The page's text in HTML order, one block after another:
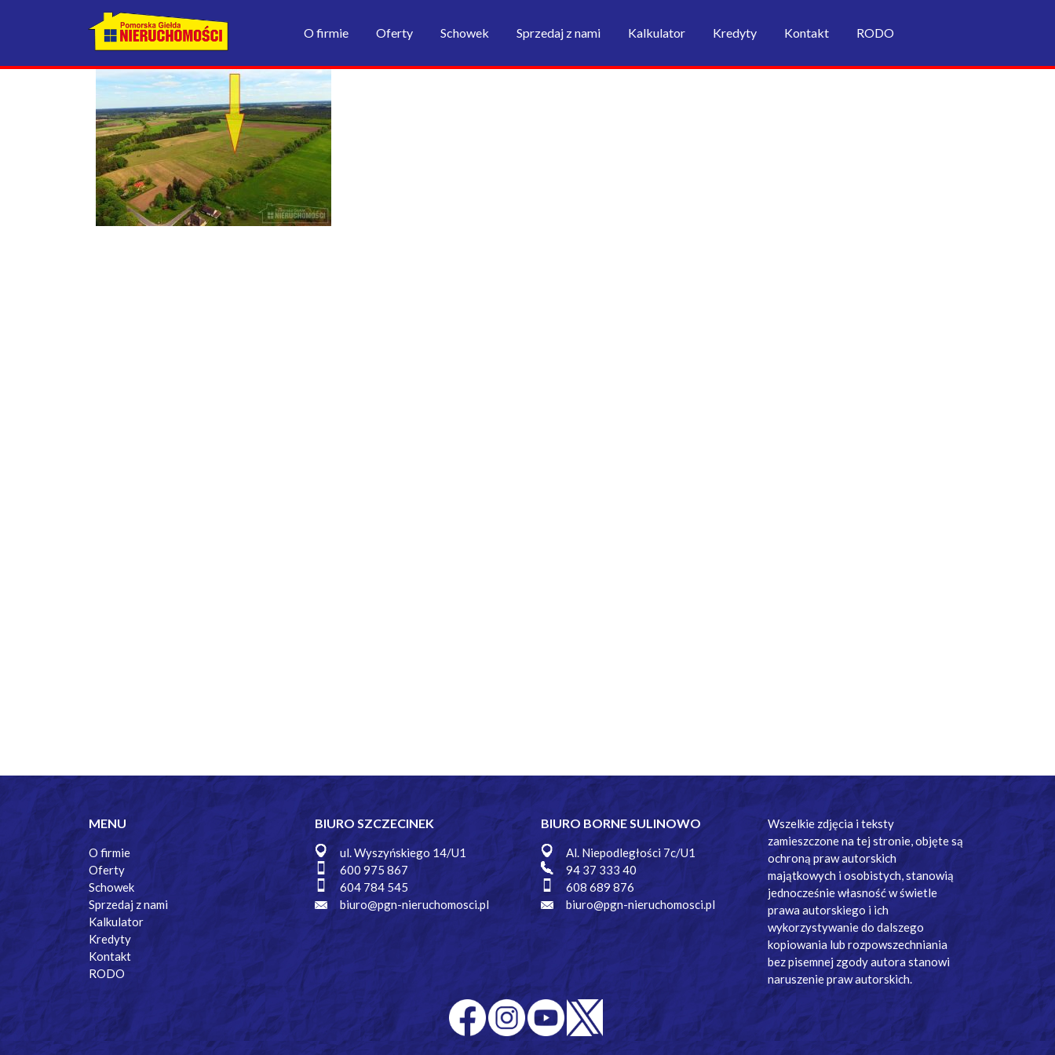
O firmie Oferty Schowek Sprzedaj z nami Kalkulator Kredyty Kontakt RODO
MENU
O firmie
Oferty
Schowek
Sprzedaj z nami
Kalkulator
Kredyty
Kontakt
RODO
BIURO SZCZECINEK
ul. Wyszyńskiego 14/U1
600 975 867
604 784 545
biuro@pgn-nieruchomosci.pl
BIURO BORNE SULINOWO
Al. Niepodległości 7c/U1
94 37 333 40
608 689 876
biuro@pgn-nieruchomosci.pl
Wszelkie zdjęcia i teksty
zamieszczone na tej stronie, objęte są
ochroną praw autorskich
majątkowych i osobistych, stanowią
jednocześnie własność w świetle
prawa autorskiego i ich
wykorzystywanie do dalszego
kopiowania lub rozpowszechniania
bez pisemnej zgody autora stanowi
naruszenie praw autorskich.